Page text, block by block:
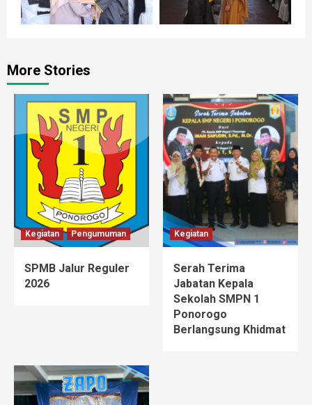
More Stories
Kegiatan Pengumuman
SPMB Jalur Reguler
2026
Kegiatan
Serah Terima
Jabatan Kepala
Sekolah SMPN 1
Ponorogo
Berlangsung Khidmat